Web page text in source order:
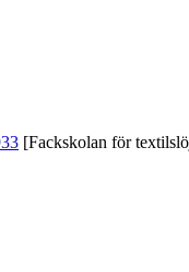
[Fackskolan för